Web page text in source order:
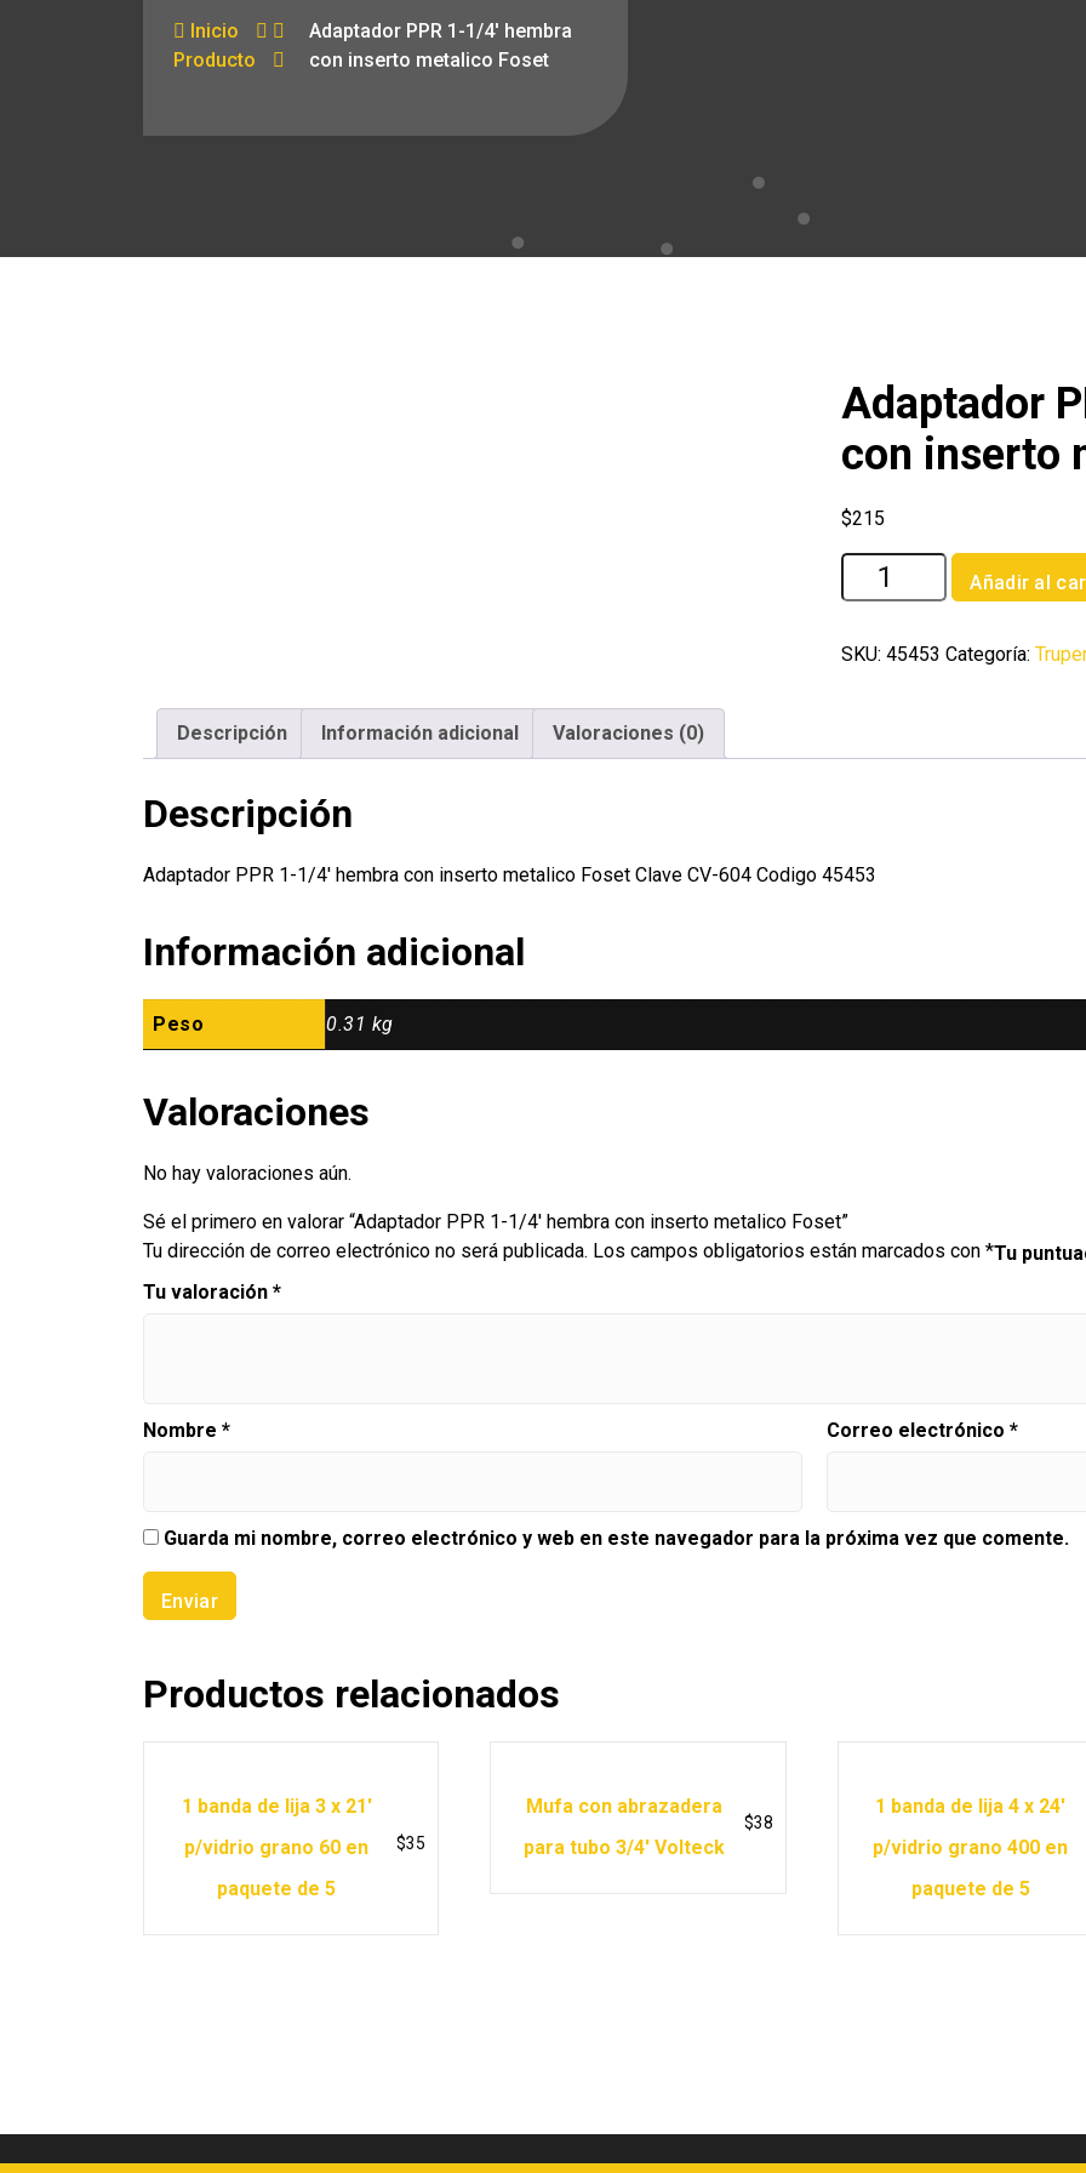
Inicio
Producto
Adaptador PPR 1-1/4′ hembra
con inserto metalico Foset
Adaptador
con inserto
$215
Adaptador
PPR
1/4'
Añadir al
SKU:45453 Categoría:
Descripción Información adicional Valoraciones (0)
Descripción
Adaptador PPR 1-1/4′ hembra con inserto metalico Foset Clave CV-604 Codigo 45453
Información adicional
Peso 0.31 kg
Valoraciones
No hay valoraciones aún.
Sé el primero en valorar “Adaptador PPR 1-1/4′ hembra con inserto metalico Foset”
Tu dirección de correo electrónico no será publicada. Los campos obligatorios están marcados con *Tu
Tu valoración *
Nombre * Correo electrónico *
Guarda mi nombre, correo electrónico y web en este navegador para la próxima vez que comente.
Productos relacionados
1 banda de lija 3 x 21′
p/vidrio grano 60 en
paquete de 5
$35
Mufa con abrazadera
para tubo 3/4′ Volteck
$38
1 banda de lija 4 x 24′
p/vidrio grano 400 en
paquete de 5